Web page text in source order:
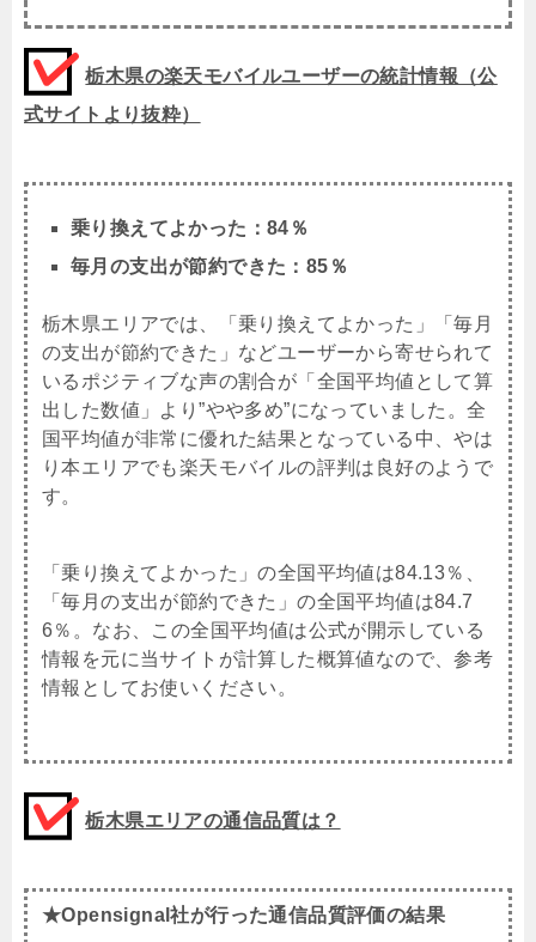
栃木県の楽天モバイルユーザーの統計情報（公
式サイトより抜粋）
乗り換えてよかった：84％
毎月の支出が節約できた：85％
栃木県エリアでは、「乗り換えてよかった」「毎月
の支出が節約できた」などユーザーから寄せられて
いるポジティブな声の割合が「全国平均値として算
出した数値」より”やや多め”になっていました。全
国平均値が非常に優れた結果となっている中、やは
り本エリアでも楽天モバイルの評判は良好のようで
す。
「乗り換えてよかった」の全国平均値は84.13％、
「毎月の支出が節約できた」の全国平均値は84.7
6％。なお、この全国平均値は公式が開示している
情報を元に当サイトが計算した概算値なので、参考
情報としてお使いください。
栃木県エリアの通信品質は？
★Opensignal社が行った通信品質評価の結果